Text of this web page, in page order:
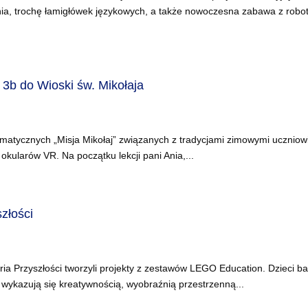
trochę łamigłówek językowych, a także nowoczesna zabawa z
do Wioski św. Mikołaja
„Misja Mikołaj” związanych z tradycjami zimowymi
VR. Na początku lekcji pani Ania,...
Przyszłości tworzyli projekty z zestawów LEGO Education. Dzieci
się kreatywnością, wyobraźnią przestrzenną...